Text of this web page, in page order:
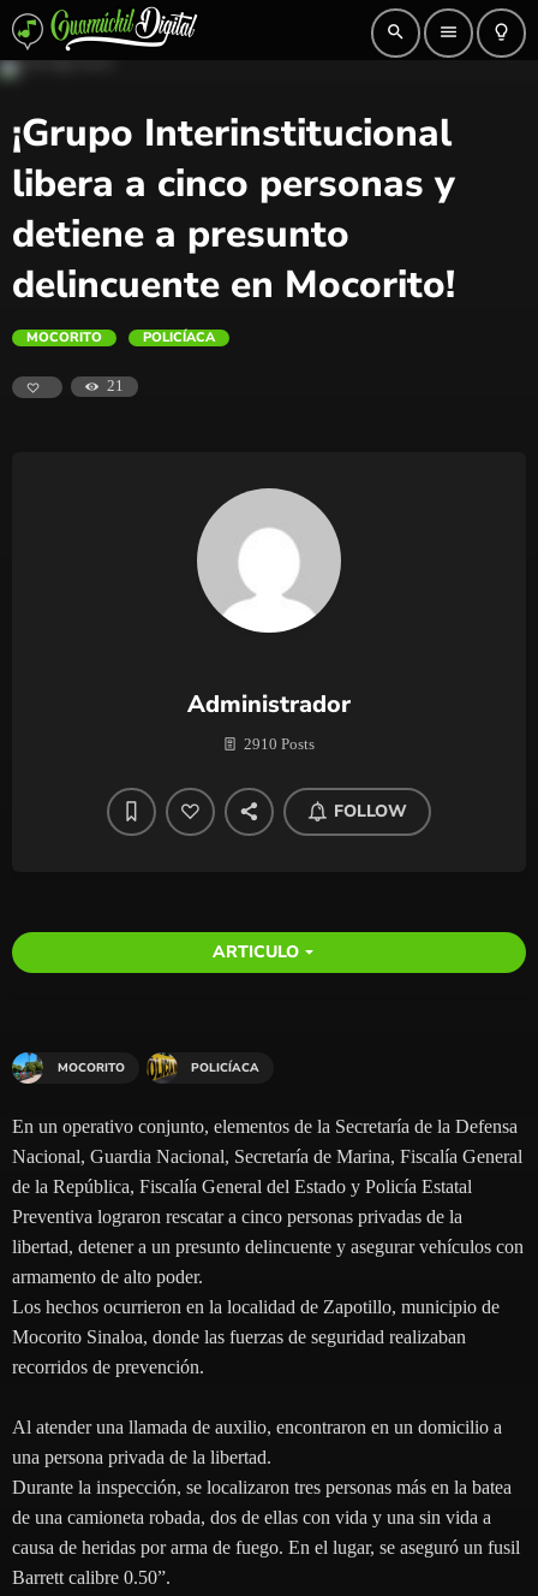
search menu lightbulb_outline
¡Grupo Interinstitucional
libera a cinco personas y
detiene a presunto
delincuente en Mocorito!
MOCORITO POLICÍACA
21
Administrador
2910 Posts
FOLLOW
ARTICULO arrow_drop_down
MOCORITO POLICÍACA
En un operativo conjunto, elementos de la Secretaría de la Defensa
Nacional, Guardia Nacional, Secretaría de Marina, Fiscalía General
de la República, Fiscalía General del Estado y Policía Estatal
Preventiva lograron rescatar a cinco personas privadas de la
libertad, detener a un presunto delincuente y asegurar vehículos con
armamento de alto poder.
Los hechos ocurrieron en la localidad de Zapotillo, municipio de
Mocorito Sinaloa, donde las fuerzas de seguridad realizaban
recorridos de prevención.
Al atender una llamada de auxilio, encontraron en un domicilio a
una persona privada de la libertad.
Durante la inspección, se localizaron tres personas más en la batea
de una camioneta robada, dos de ellas con vida y una sin vida a
causa de heridas por arma de fuego. En el lugar, se aseguró un fusil
Barrett calibre 0.50”.